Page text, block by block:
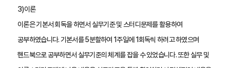
3)이론
이론은 기본서 회독을 하면서 실무기준 및 스터디문제를 활용하여
공부하였습니다. 기본서를 5분할하여 1주일에 1회독씩 하려고 하였으며
핸드북으로 공부하면서 실무기준의 체계를 잡을 수 있었습니다. 또한 실무 및